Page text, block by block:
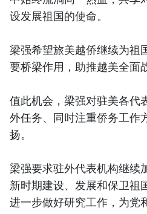
设发展祖国的使命。
梁强希望旅美越侨继续为祖
要桥梁作用，助推越美全面
值此机会，梁强对驻美各代
外任务、同时注重侨务工作
扬。
梁强要求驻外代表机构继续
新时期建设、发展和保卫祖
进一步做好研究工作，为党